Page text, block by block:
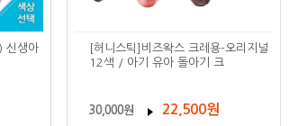
신생아
[허니스틱]비즈왁스 크레용-오리지널
12색 / 아기 유아 돌아기 크
30,000원 22,500원